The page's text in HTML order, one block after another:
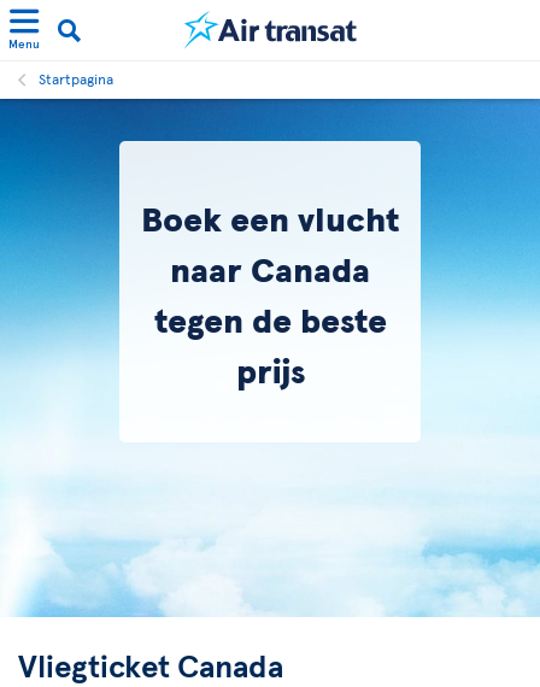
Menu
Startpagina
Boek een vlucht
naar Canada
tegen de beste
prijs
Vliegticket Canada